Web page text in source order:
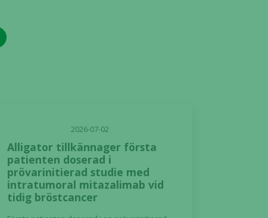
2026-07-02
Alligator tillkännager första
patienten doserad i
prövarinitierad studie med
intratumoral mitazalimab vid
tidig bröstcancer